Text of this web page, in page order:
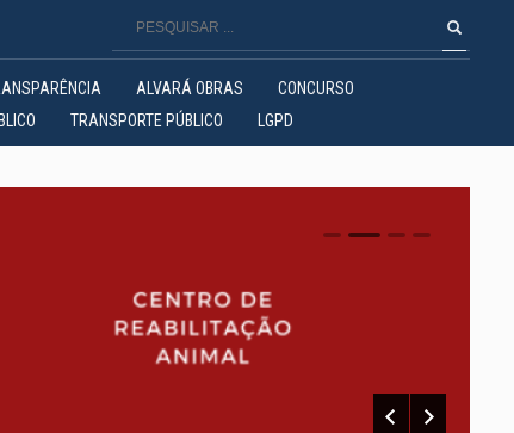
ALVARÁ OBRAS
CONCURSO
TRANSPORTE PÚBLICO LGPD
0 1 2